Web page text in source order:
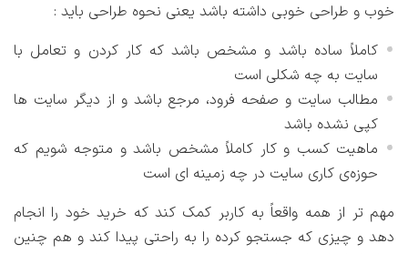
خوب و طراحی خوبی داشته باشد یعنی نحوه طراحی باید :
کاملاً ساده باشد و مشخص باشد که کار کردن و تعامل با
سایت به چه شکلی است
مطالب سایت و صفحه فرود، مرجع باشد و از دیگر سایت ها
کپی نشده باشد
ماهیت کسب و کار کاملاً مشخص باشد و متوجه شویم که
حوزه‌ی کاری سایت در چه زمینه ای است
مهم تر از همه واقعاً به کاربر کمک کند که خرید خود را انجام
دهد و چیزی که جستجو کرده را به راحتی پیدا کند و هم چنین